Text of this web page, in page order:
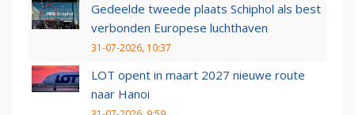
Gedeelde tweede plaats Schiphol als best
verbonden Europese luchthaven
31-07-2026, 10:37
LOT opent in maart 2027 nieuwe route
naar Hanoi